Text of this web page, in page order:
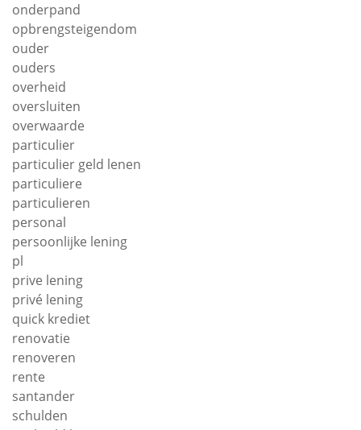
onderpand
opbrengsteigendom
ouder
ouders
overheid
oversluiten
overwaarde
particulier
particulier geld lenen
particuliere
particulieren
personal
persoonlijke lening
pl
prive lening
privé lening
quick krediet
renovatie
renoveren
rente
santander
schulden